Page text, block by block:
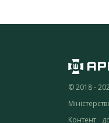
© 2018 -
Контент